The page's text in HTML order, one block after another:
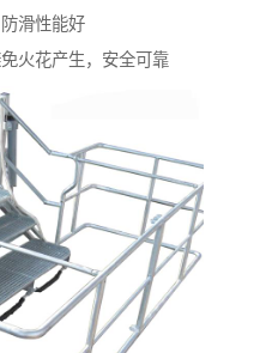
滑性能好
火花产生，安全可靠